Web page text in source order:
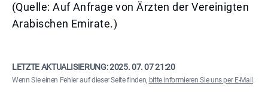
(Quelle: Auf Anfrage von Ärzten der Vereinigten
Arabischen Emirate.)
LETZTE AKTUALISIERUNG:2025. 07. 07 21:20
Wenn Sie einen Fehler auf dieser Seite finden, bitte informieren Sie uns per E-Mail .